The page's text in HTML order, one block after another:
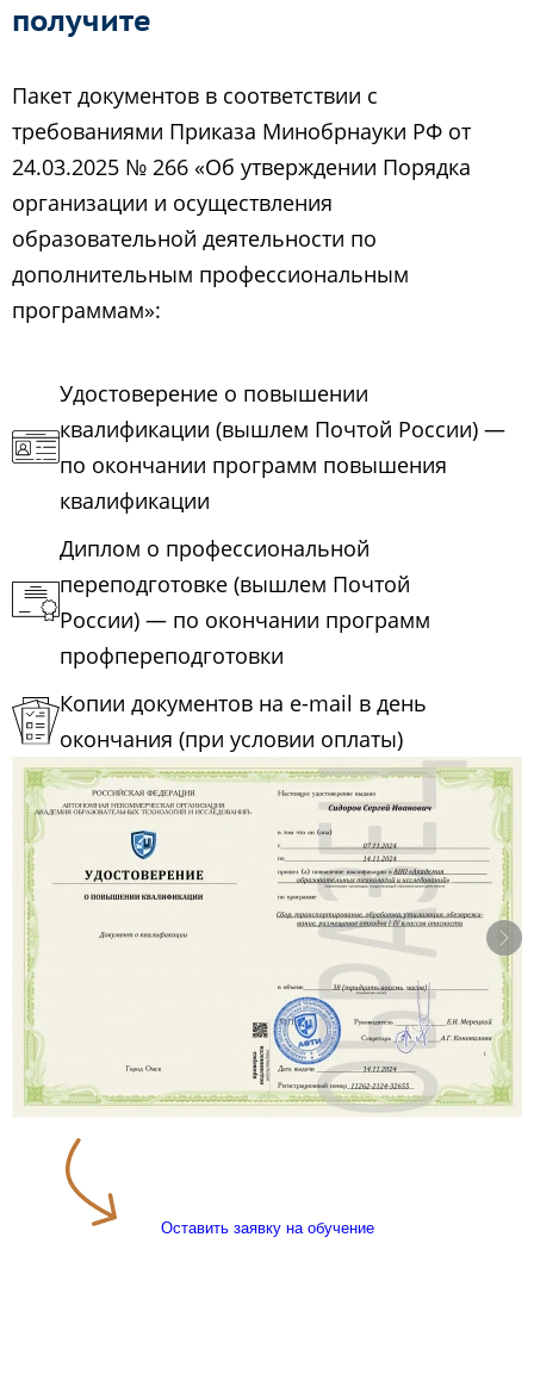
получите
Пакет документов в соответствии с
требованиями Приказа Минобрнауки РФ от
24.03.2025 № 266 «Об утверждении Порядка
организации и осуществления
образовательной деятельности по
дополнительным профессиональным
программам»:
Удостоверение о повышении
квалификации (вышлем Почтой России) —
по окончании программ повышения
квалификации
Диплом о профессиональной
переподготовке (вышлем Почтой
России) — по окончании программ
профпереподготовки
Копии документов на e-mail в день
окончания (при условии оплаты)
Оставить заявку на обучение